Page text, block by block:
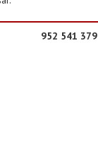
952 541 379